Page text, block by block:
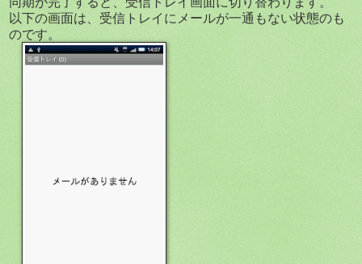
以下の画面は、受信トレイにメールが一通もない状態のも
のです。